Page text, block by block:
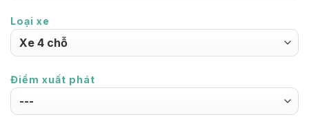
Loại xe
Điểm xuất phát